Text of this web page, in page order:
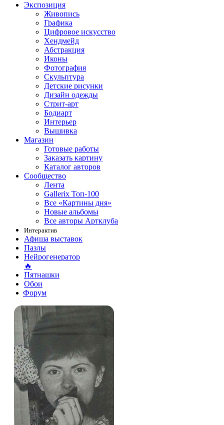
Экспозиция
Живопись
Графика
Цифровое искусство
Хендмейд
Абстракция
Иконы
Фотография
Скульптура
Детские рисунки
Дизайн одежды
Стрит-арт
Бодиарт
Интерьер
Вышивка
Магазин
Готовые работы
Заказать картину
Каталог авторов
Сообщество
Лента
Gallerix Топ-100
Все «Картины дня»
Новые альбомы
Все авторы Артклуба
Интерактив
Афиша выставок
Пазлы
Нейрогенератор
🔥
Пятнашки
Обои
Форум